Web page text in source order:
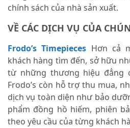
chính sách của nhà sản xuất.
VỀ CÁC DỊCH VỤ CỦA
Frodo’s Timepieces Hơn cả
khách hàng tìm đến, sở hữu
từ những thương hiệu đẳng
Frodo’s còn hỗ trợ thu mua,
dịch vụ toàn diện như bảo
phẩm đồng hồ hiếm, phiên
theo yêu cầu của từng khách